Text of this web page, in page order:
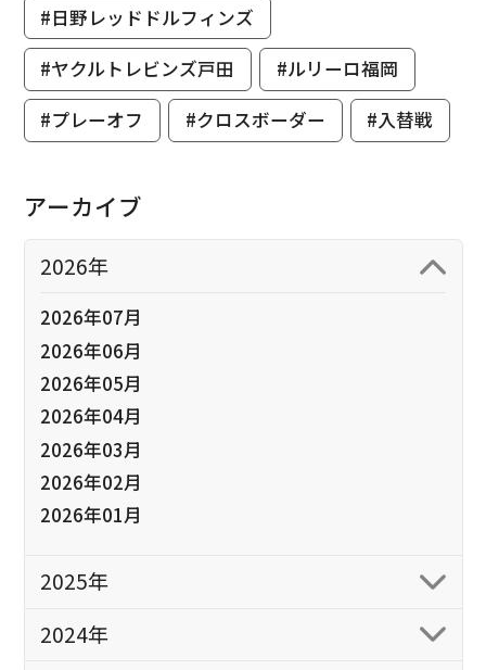
#日野レッドドルフィンズ
#ヤクルトレビンズ戸田
#ルリーロ福岡
#プレーオフ
#クロスボーダー #入替戦
アーカイブ
2026年
2026年07月
2026年06月
2026年05月
2026年04月
2026年03月
2026年02月
2026年01月
2025年
2024年